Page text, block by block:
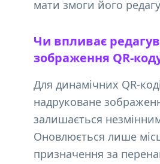
мати змоги його
Чи впливає
зображення QR-
Для динамічних QR-
надруковане
залишається
Оновлюється лише
призначення за